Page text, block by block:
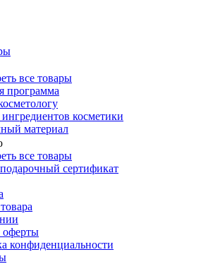
все товары
программа
косметики
материал
все товары
сертификат
оферты
конфиденциальности